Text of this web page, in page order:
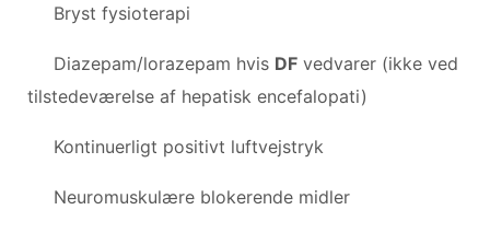
Bryst fysioterapi
Diazepam/lorazepam hvis DF vedvarer (ikke ved
tilstedeværelse af hepatisk encefalopati)
Kontinuerligt positivt luftvejstryk
Neuromuskulære blokerende midler